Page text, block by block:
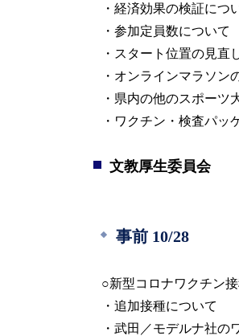
・経済効果の検証につ
・参加定員数について
・スタート位置の見直
・オンラインマラソン
・県内の他のスポーツ
・ワクチン・検査パッ
文教厚生委員会
事前 10/28
○新型コロナワクチン
・追加接種について
・武田／モデルナ社の